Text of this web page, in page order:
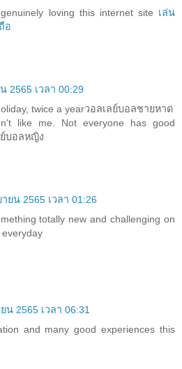
loving this internet site เล่น
อ
2565 เวลา 00:29
twice a yearวอลเลย์บอลชายหาด
like me. Not everyone has good
บอลหญิง
ยน 2565 เวลา 01:26
totally new and challenging on
น 2565 เวลา 06:31
and many good experiences this